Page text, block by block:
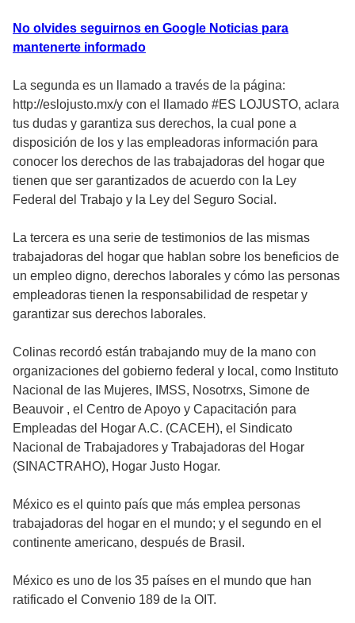
No olvides seguirnos en Google Noticias para
mantenerte informado
La segunda es un llamado a través de la página:
http://eslojusto.mx/y con el llamado #ES LOJUSTO, aclara
tus dudas y garantiza sus derechos, la cual pone a
disposición de los y las empleadoras información para
conocer los derechos de las trabajadoras del hogar que
tienen que ser garantizados de acuerdo con la Ley
Federal del Trabajo y la Ley del Seguro Social.
La tercera es una serie de testimonios de las mismas
trabajadoras del hogar que hablan sobre los beneficios de
un empleo digno, derechos laborales y cómo las personas
empleadoras tienen la responsabilidad de respetar y
garantizar sus derechos laborales.
Colinas recordó están trabajando muy de la mano con
organizaciones del gobierno federal y local, como Instituto
Nacional de las Mujeres, IMSS, Nosotrxs, Simone de
Beauvoir , el Centro de Apoyo y Capacitación para
Empleadas del Hogar A.C. (CACEH), el Sindicato
Nacional de Trabajadores y Trabajadoras del Hogar
(SINACTRAHO), Hogar Justo Hogar.
México es el quinto país que más emplea personas
trabajadoras del hogar en el mundo; y el segundo en el
continente americano, después de Brasil.
México es uno de los 35 países en el mundo que han
ratificado el Convenio 189 de la OIT.